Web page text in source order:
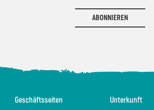
ABONNIEREN
Geschäftsseiten
Unterkunft